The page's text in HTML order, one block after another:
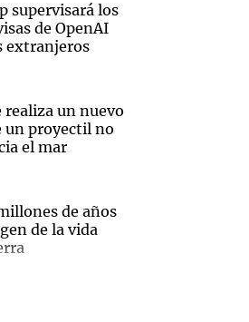
supervisará los
de OpenAI
extranjeros
realiza un nuevo
un proyectil no
el mar
de años
de la vida